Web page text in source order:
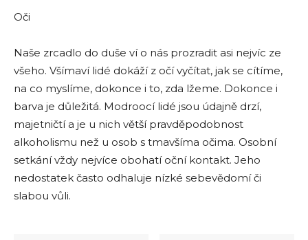
Oči
Naše zrcadlo do duše ví o nás prozradit asi nejvíc ze
všeho. Všímaví lidé dokáží z očí vyčítat, jak se cítíme,
na co myslíme, dokonce i to, zda lžeme. Dokonce i
barva je důležitá. Modroocí lidé jsou údajně drzí,
majetničtí a je u nich větší pravděpodobnost
alkoholismu než u osob s tmavšíma očima. Osobní
setkání vždy nejvíce obohatí oční kontakt. Jeho
nedostatek často odhaluje nízké sebevědomí či
slabou vůli.